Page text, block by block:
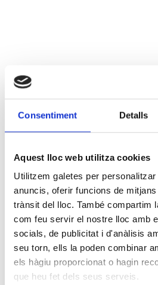
Consentiment Detalls
Aquest lloc web utilitza cookies
Utilitzem galetes per
anuncis, oferir funcions de
trànsit del lloc. També compartim
com feu servir el nostre lloc amb
socials, de publicitat i d'anàlisis
seu torn, ells la poden combinar
els hàgiu proporcionat o hagin
que heu fet dels seus serveis.